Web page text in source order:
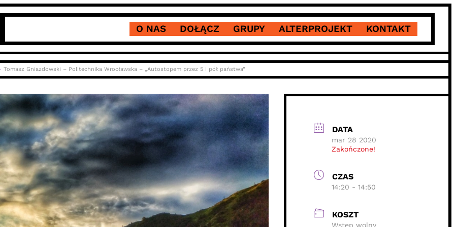
O NAS DOŁĄCZ GRUPY ALTERPROJEKT KONTAKT
Tomasz Gniazdowski – Politechnika Wrocławska – „Autostopem przez 5 i pół państwa”
DATA
mar 28 2020
Zakończone!
CZAS
14:20 - 14:50
KOSZT
Wstęp wolny